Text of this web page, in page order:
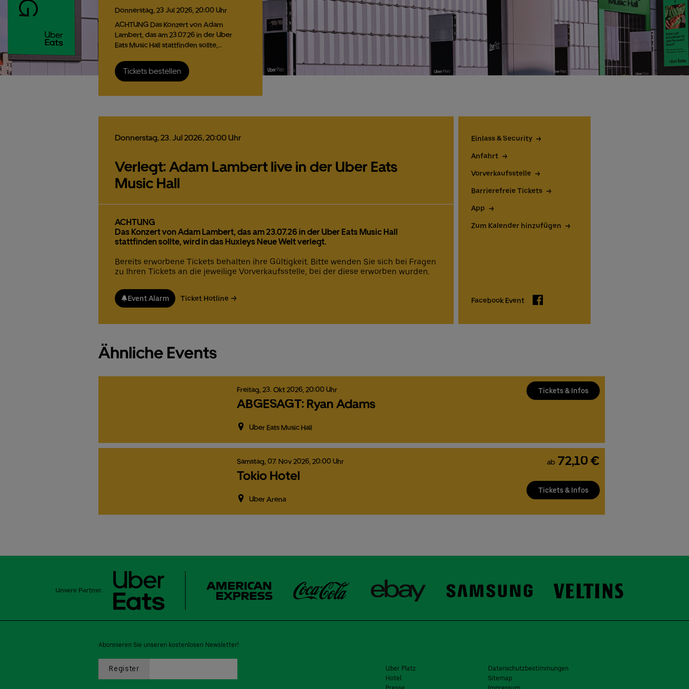
Donnerstag, 23 Jul 2026, 20:00 Uhr
ACHTUNG Das Konzert von Adam
Lambert, das am 23.07.26 in der Uber
Eats Music Hall stattfinden sollte,…
Tickets bestellen
Donnerstag,23.Jul2026,20:00 Uhr
Verlegt: Adam Lambert live in der Uber Eats
Music Hall
ACHTUNG
Das Konzert von Adam Lambert, das am 23.07.26 in der Uber Eats Music Hall
stattfinden sollte, wird in das Huxleys Neue Welt verlegt.
Bereits erworbene Tickets behalten ihre Gültigkeit. Bitte wenden Sie sich bei Fragen
zu Ihren Tickets an die jeweilige Vorverkaufsstelle, bei der diese erworben wurden.
Event Alarm Ticket Hotline
Einlass & Security
Anfahrt
Vorverkaufsstelle
Barrierefreie Tickets
App
Zum Kalender hinzufügen
Facebook Event Facebook
Ähnliche Events
Freitag, 23. Okt2026, 20:00 Uhr
ABGESAGT: Ryan Adams
Uber Eats Music Hall
Tickets & Infos
Samstag, 07. Nov2026, 20:00 Uhr
Tokio Hotel
Uber Arena
ab 72,10 €
Tickets & Infos
Unsere Partner:
Abonnieren Sie unseren kostenlosen Newsletter!
Uber Platz
Datenschutzbestimmungen
Hotel
Sitemap